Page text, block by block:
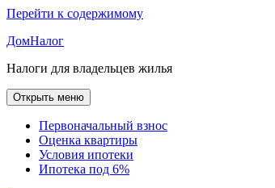
Перейти к содержимому
ДомНалог
Налоги для владельцев жилья
Открыть меню
Первоначальный взнос
Оценка квартиры
Условия ипотеки
Ипотека под 6%